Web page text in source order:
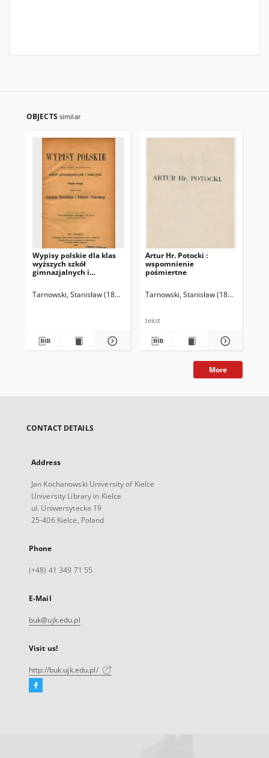
OBJECTS similar
Wypisy polskie dla klas
wyższych szkół
gimnazjalnych i
Tarnowski, Stanisław (1837-1917)
Wójcik, Józef (historyk literatury)
Artur Hr. Potocki :
wspomnienie
pośmiertne
Tarnowski, Stanisław (1837-1917)
tekst
More
CONTACT DETAILS
Address
Jan Kochanowski University of Kielce
University Library in Kielce
ul. Uniwersytecka 19
25-406 Kielce, Poland
Phone
(+48) 41 349 71 55
E-Mail
buk@ujk.edu.pl
Visit us!
http://buk.ujk.edu.pl/
Facebook